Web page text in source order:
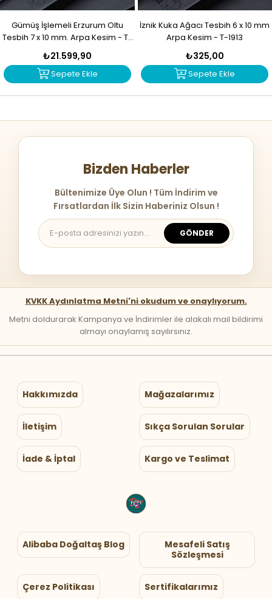
Gümüş İşlemeli Erzurum Oltu
Tesbih 7 x 10 mm. Arpa Kesim - T-
1914
₺21.599,90
Sepete Ekle
İznik Kuka Ağacı Tesbih 6 x 10 mm
Arpa Kesim - T-1913
₺325,00
Sepete Ekle
Bizden Haberler
Bültenimize Üye Olun ! Tüm İndirim ve
Fırsatlardan İlk Sizin Haberiniz Olsun !
GÖNDER
KVKK Aydınlatma Metni'ni okudum ve onaylıyorum.
Metni doldurarak Kampanya ve İndirimler ile alakalı mail bildirimi
almayı onaylamış sayılırsınız.
Hakkımızda Mağazalarımız
İletişim Sıkça Sorulan Sorular
İade & İptal Kargo ve Teslimat
Alibaba Doğaltaş Blog
Mesafeli Satış
Sözleşmesi
Çerez Politikası Sertifikalarımız